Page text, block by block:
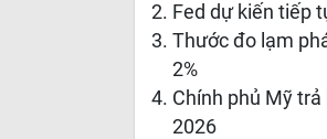
Fed dự kiến tiếp
Thước đo lạm
2%
Chính phủ Mỹ
2026